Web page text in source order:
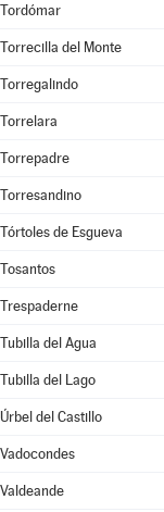
Tordómar
Torrecilla del Monte
Torregalindo
Torrelara
Torrepadre
Torresandino
Tórtoles de Esgueva
Tosantos
Trespaderne
Tubilla del Agua
Tubilla del Lago
Úrbel del Castillo
Vadocondes
Valdeande